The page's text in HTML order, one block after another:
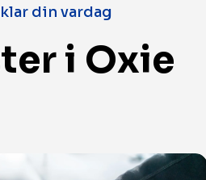
din vardag
i Oxie